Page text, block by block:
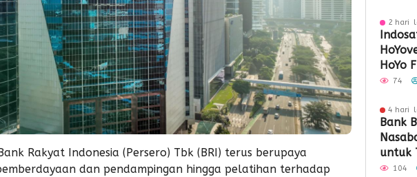
Rakyat Indonesia (Persero) Tbk (BRI) terus berupaya
dan pendampingan hingga pelatihan terhadap
2 hari
HoYo
74
4 hari
Bank
untuk
104